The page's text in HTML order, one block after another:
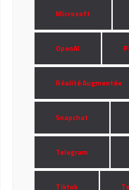
Microsoft
OpenAI
Réalité Augmentée
Snapchat
Telegram
Tiktok